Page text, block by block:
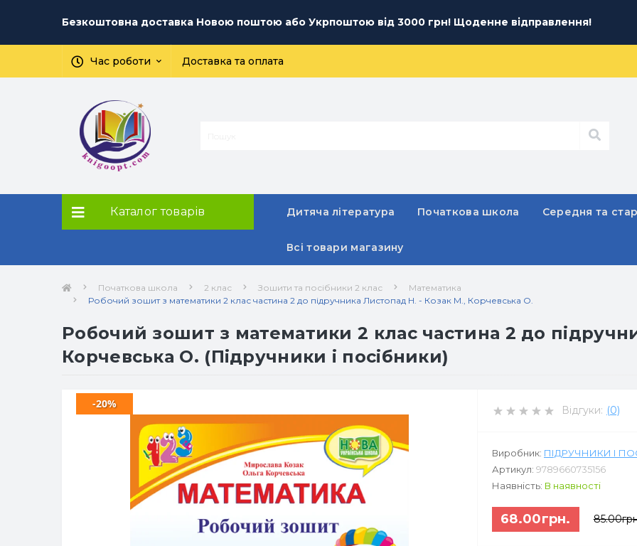
Безкоштовна доставка Новою поштою або Укрпоштою від 3000 грн! Щоденне відправлення!
Час роботи Доставка та оплата
Каталог товарів Дитяча література Початкова школа Середня та
Всі товари магазину
Початкова школа 2 клас Зошити та посібники 2 клас
Математика
Робочий зошит з математики 2 клас частина 2 до підручника Листопад Н. - Козак М., Корчевська О.
Робочий зошит з математики 2 клас частина 2 до
Корчевська О. (Підручники і посібники)
-20% Відгуки: (0)
Виробник: ПІДРУЧНИКИ І
Артикул: 9789660735156
Наявність: В наявності
68.00грн.